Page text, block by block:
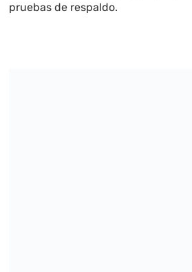
pruebas de respaldo.